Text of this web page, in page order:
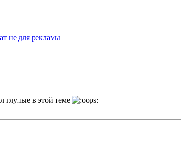
не для рекламы
глупые в этой теме